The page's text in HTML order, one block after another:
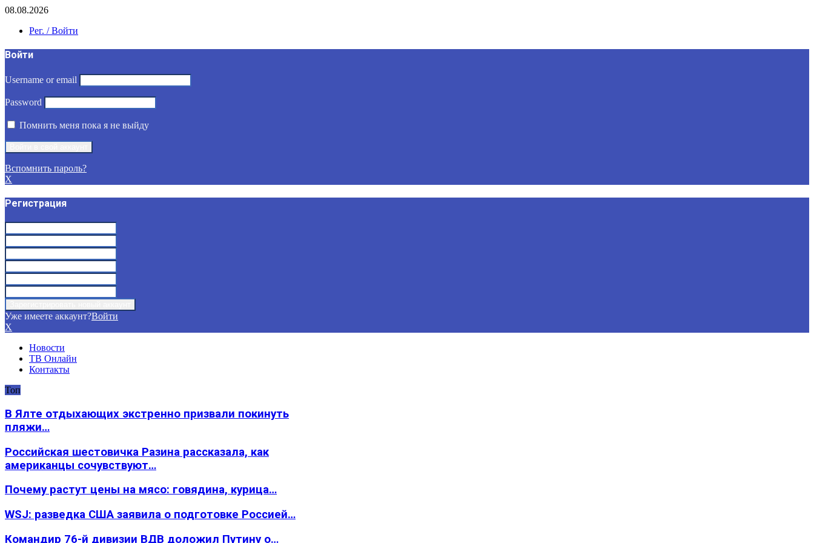
08.08.2026
Рег. / Войти
Войти
Username or email
Password
Помнить меня пока я не выйду
Вспомнить пароль?
X
Регистрация
Уже имеете аккаунт?Войти
X
Новости
ТВ Онлайн
Контакты
Топ
В Ялте отдыхающих экстренно призвали покинуть
пляжи…
Российская шестовичка Разина рассказала, как
американцы сочувствуют…
Почему растут цены на мясо: говядина, курица…
WSJ: разведка США заявила о подготовке Россией…
Командир 76-й дивизии ВДВ доложил Путину о…